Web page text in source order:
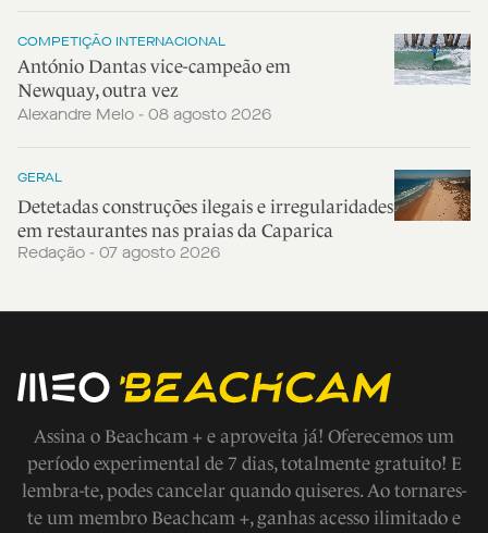
COMPETIÇÃO INTERNACIONAL
António Dantas vice-campeão em
Newquay, outra vez
Alexandre Melo - 08 agosto 2026
GERAL
Detetadas construções ilegais e irregularidades
em restaurantes nas praias da Caparica
Redação - 07 agosto 2026
Assina o Beachcam + e aproveita já! Oferecemos um
período experimental de 7 dias, totalmente gratuito! E
lembra-te, podes cancelar quando quiseres. Ao tornares-
te um membro Beachcam +, ganhas acesso ilimitado e